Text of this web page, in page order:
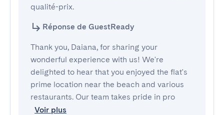
qualité-prix.
Réponse de GuestReady
Thank you, Daiana, for sharing your
wonderful experience with us! We're
delighted to hear that you enjoyed the flat's
prime location near the beach and various
restaurants. Our team takes pride in pro
Voir plus